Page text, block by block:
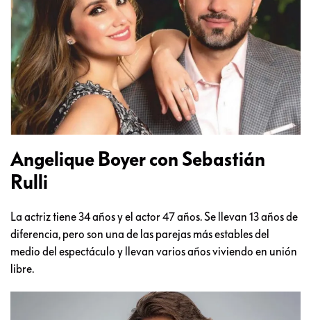
Angelique Boyer con Sebastián
Rulli
La actriz tiene 34 años y el actor 47 años. Se llevan 13 años de
diferencia, pero son una de las parejas más estables del
medio del espectáculo y llevan varios años viviendo en unión
libre.